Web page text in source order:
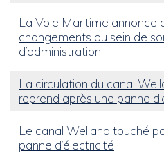
La Voie Maritime annonce
changements au sein de
d’administration
La circulation du canal
reprend après une panne
Le canal Welland touché
panne d’électricité